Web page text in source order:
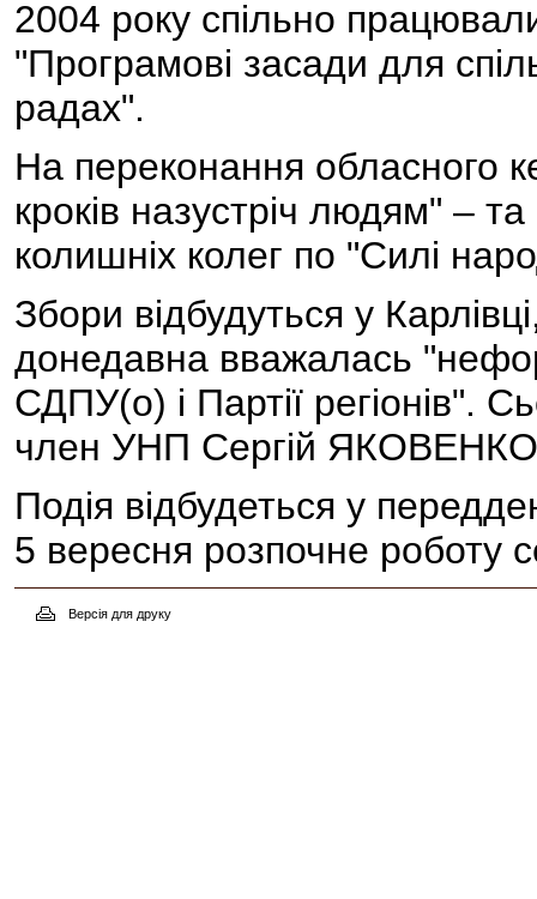
2004 року спільно
"Програмові засади для
радах".
На переконання обласного
кроків назустріч людям" –
колишніх колег по "Силі
Збори відбудуться у
донедавна вважалась
СДПУ(о) і Партії регіонів".
член УНП Сергій
Подія відбудеться у
5 вересня розпочне роботу
Версія для друку